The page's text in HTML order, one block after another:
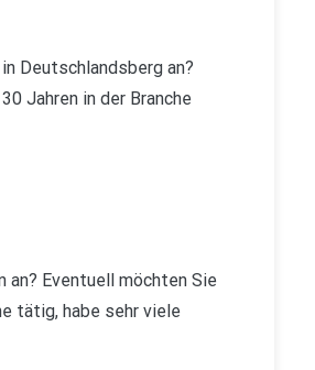
Deutschlandsberg an?
Jahren in der Branche
an? Eventuell möchten Sie
tätig, habe sehr viele